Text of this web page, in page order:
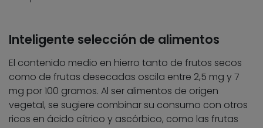
Inteligente selección de alimentos
El contenido medio en hierro tanto de frutos secos
como de frutas desecadas oscila entre 2,5 mg y 7
mg por 100 gramos. Al ser alimentos de origen
vegetal, se sugiere combinar su consumo con otros
ricos en ácido cítrico y ascórbico, como las frutas